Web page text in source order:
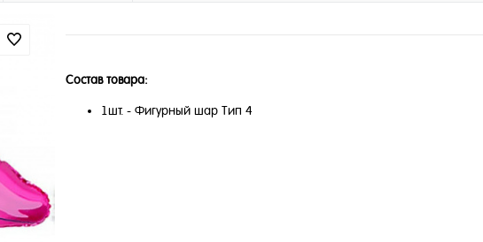
Состав товара:
1шт. - Фигурный шар Тип 4